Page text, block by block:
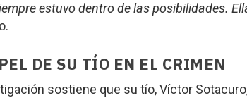
estuvo dentro de las posibilidades.
DE SU TÍO EN EL CRIMEN
sostiene que su tío, Víctor